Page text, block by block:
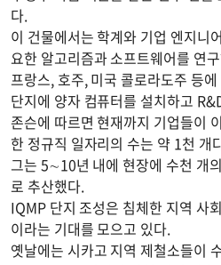
다.
이 건물에서는 학계와 기업 엔지니
요한 알고리즘과 소프트웨어를 연
프랑스, 호주, 미국 콜로라도주 등
단지에 양자 컴퓨터를 설치하고
존슨에 따르면 현재까지 기업들이
한 정규직 일자리의 수는 약 1천 개
그는 5∼10년 내에 현장에 수천 개
로 추산했다.
IQMP 단지 조성은 침체한 지역 사
이라는 기대를 모으고 있다.
옛날에는 시카고 지역 제철소들이